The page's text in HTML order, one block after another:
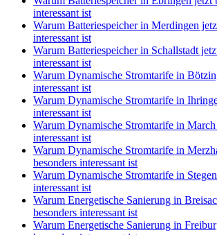
interessant ist
Warum Batteriespeicher in Merdingen
interessant ist
Warum Batteriespeicher in Schallstadt
interessant ist
Warum Dynamische Stromtarife in
interessant ist
Warum Dynamische Stromtarife in
interessant ist
Warum Dynamische Stromtarife in March
interessant ist
Warum Dynamische Stromtarife in
besonders interessant ist
Warum Dynamische Stromtarife in
interessant ist
Warum Energetische Sanierung in
besonders interessant ist
Warum Energetische Sanierung in